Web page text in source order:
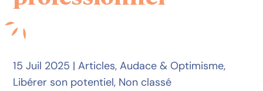
15 Juil 2025 |Articles,Audace & Optimisme,
Libérer son potentiel, Non classé